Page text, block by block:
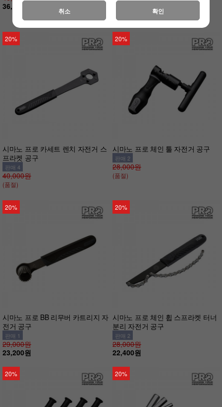
36,800원
20%
시마노 프로 카세트 렌치 자전거 스
프라켓 공구
판매 4
40,000원
(품절)
20%
시마노 프로 체인 툴 자전거 공구
판매 2
28,000원
(품절)
20%
시마노 프로 BB 리무버 카트리지 자
전거 공구
판매 1
29,000원
23,200원
20%
시마노 프로 체인 휩 스프라켓 터너
분리 자전거 공구
판매 2
28,000원
22,400원
20% 20%
취소 확인